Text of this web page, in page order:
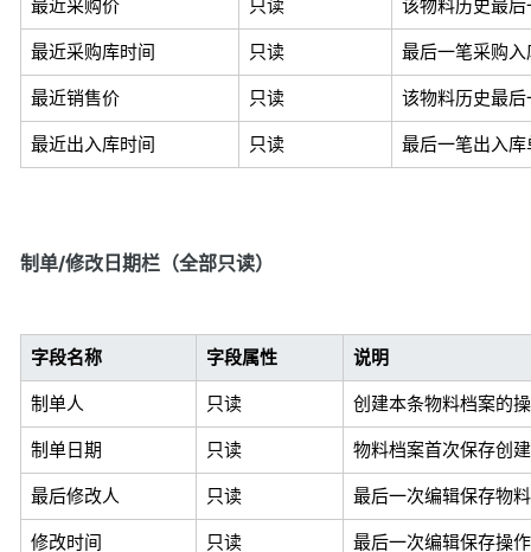
最近采购价 只读 该物料历史最
最近采购库时间 只读 最后一笔采购
最近销售价 只读 该物料历史最
最近出入库时间 只读 最后一笔出入
制单/修改日期栏（全部只读）
字段名称 字段属性 说明
制单人 只读 创建本条物料档案的
制单日期 只读 物料档案首次保存创
最后修改人 只读 最后一次编辑保存物
修改时间 只读 最后一次编辑保存操